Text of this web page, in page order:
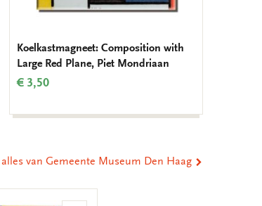
Koelkastmagneet: Composition with
Large Red Plane, Piet Mondriaan
€ 3,50
alles van Gemeente Museum Den Haag